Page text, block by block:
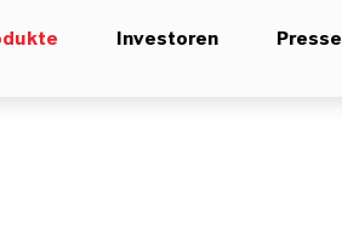
Investoren Presse